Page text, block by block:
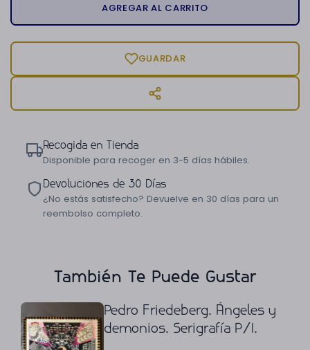
AGREGAR AL CARRITO
GUARDAR
Recogida en Tienda
Disponible para recoger en 3-5 días hábiles.
Devoluciones de 30 Días
¿No estás satisfecho? Devuelve en 30 días para un
reembolso completo.
También Te Puede Gustar
Pedro Friedeberg. Ángeles y
demonios. Serigrafía P/I.